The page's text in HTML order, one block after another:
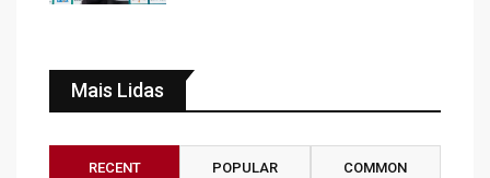
Mais Lidas
RECENT POPULAR COMMON